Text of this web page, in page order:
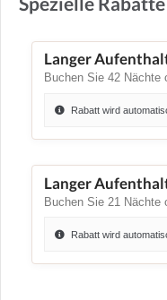
Langer
Buchen Sie 42 Nächte
Rabatt wird
Langer
Buchen Sie 21 Nächte
Rabatt wird